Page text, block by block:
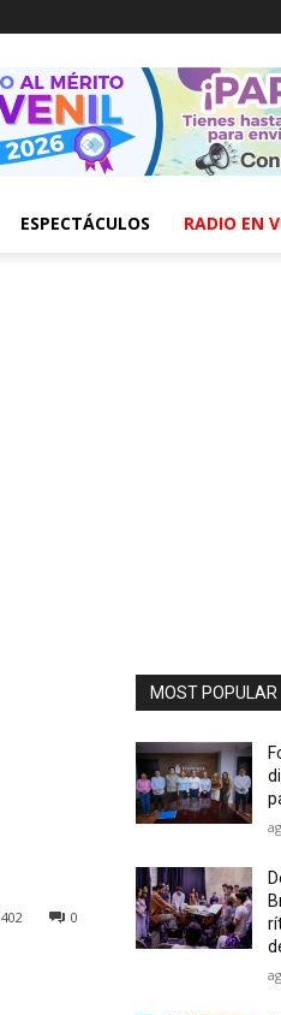
ESPECTÁCULOS RADIO EN
0
402
MOST POPULAR